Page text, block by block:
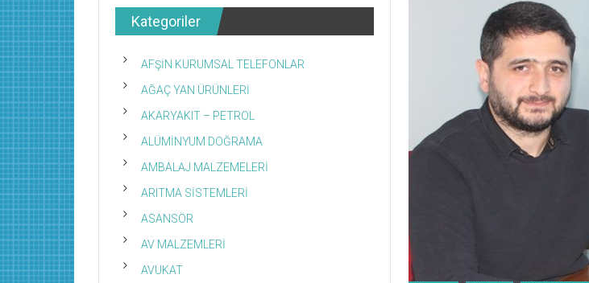
Kategoriler
AFŞİN KURUMSAL TELEFONLAR
AĞAÇ YAN ÜRÜNLERİ
AKARYAKIT – PETROL
ALÜMİNYUM DOĞRAMA
AMBALAJ MALZEMELERİ
ARITMA SİSTEMLERİ
ASANSÖR
AV MALZEMLERİ
AVUKAT